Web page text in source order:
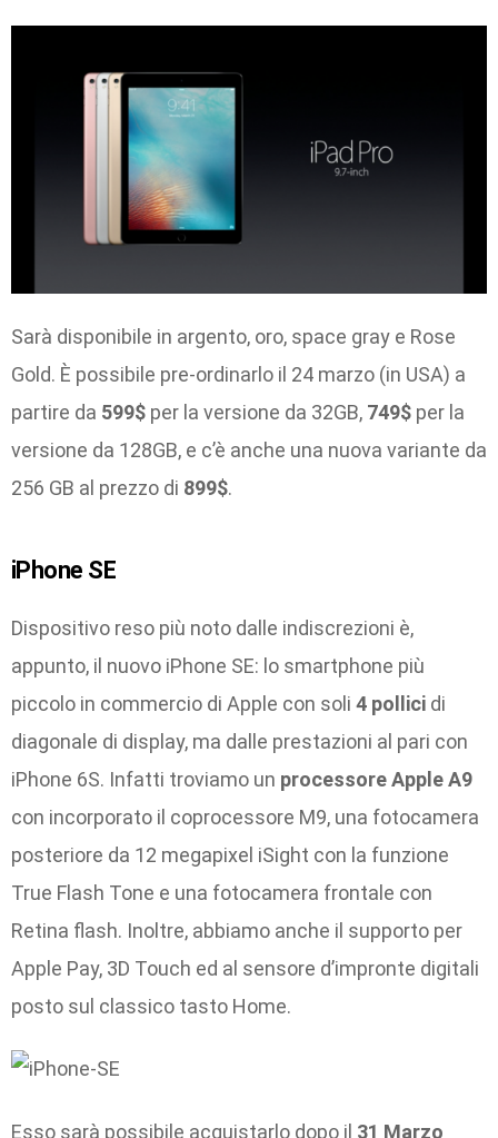
Sarà disponibile in argento, oro, space gray e Rose
Gold. È possibile pre-ordinarlo il 24 marzo (in USA) a
partire da 599$ per la versione da 32GB, 749$ per la
versione da 128GB, e c’è anche una nuova variante da
256 GB al prezzo di 899$.
iPhone SE
Dispositivo reso più noto dalle indiscrezioni è,
appunto, il nuovo iPhone SE: lo smartphone più
piccolo in commercio di Apple con soli 4 pollici di
diagonale di display, ma dalle prestazioni al pari con
iPhone 6S. Infatti troviamo un processore Apple A9
con incorporato il coprocessore M9, una fotocamera
posteriore da 12 megapixel iSight con la funzione
True Flash Tone e una fotocamera frontale con
Retina flash. Inoltre, abbiamo anche il supporto per
Apple Pay, 3D Touch ed al sensore d’impronte digitali
posto sul classico tasto Home.
Esso sarà possibile acquistarlo dopo il 31 Marzo